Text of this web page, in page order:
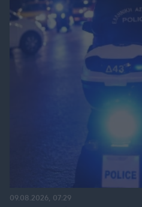
09.08.2026, 07:29